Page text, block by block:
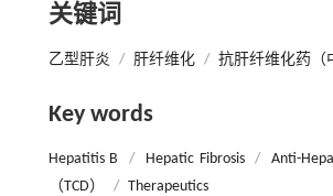
关键词
乙型肝炎 / 肝纤维化 / 抗肝纤维化药（
Key words
Hepatitis B / Hepatic Fibrosis /
Anti-
（TCD）
/ Therapeutics